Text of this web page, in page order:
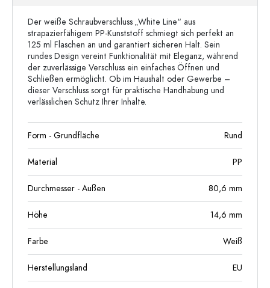
Der weiße Schraubverschluss „White Line“ aus
strapazierfähigem PP-Kunststoff schmiegt sich perfekt an
125 ml Flaschen an und garantiert sicheren Halt. Sein
rundes Design vereint Funktionalität mit Eleganz, während
der zuverlässige Verschluss ein einfaches Öffnen und
Schließen ermöglicht. Ob im Haushalt oder Gewerbe –
dieser Verschluss sorgt für praktische Handhabung und
verlässlichen Schutz Ihrer Inhalte.
Form - Grundfläche Rund
Material PP
Durchmesser - Außen 80,6 mm
Höhe 14,6 mm
Farbe Weiß
Herstellungsland EU